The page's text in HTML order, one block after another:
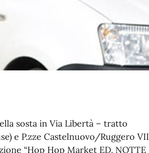
sosta in Via Libertà – tratto
e P.zze Castelnuovo/Ruggero VII
“Hop Hop Market ED. NOTTE